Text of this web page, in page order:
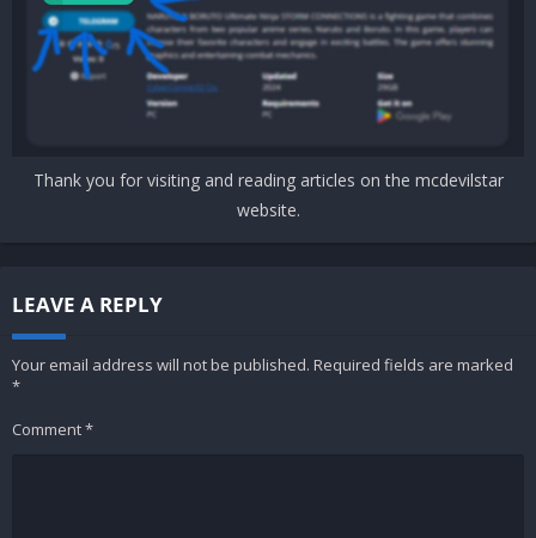
Thank you for visiting and reading articles on the mcdevilstar
website.
LEAVE A REPLY
Your email address will not be published. Required fields are marked
*
Comment*